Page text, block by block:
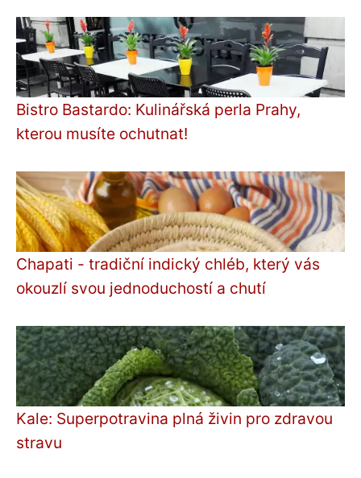
Bistro Bastardo: Kulinářská perla Prahy,
kterou musíte ochutnat!
Chapati - tradiční indický chléb, který vás
okouzlí svou jednoduchostí a chutí
Kale: Superpotravina plná živin pro zdravou
stravu